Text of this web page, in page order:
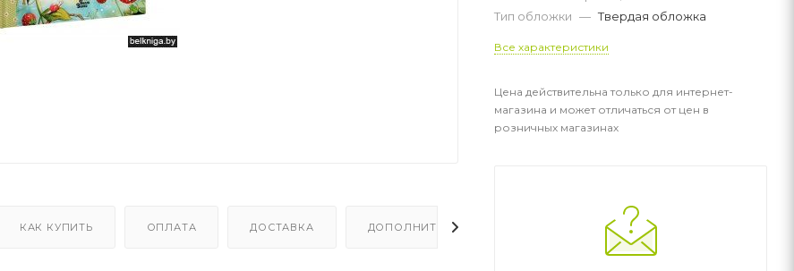
КАК КУПИТЬ ОПЛАТА ДОСТАВКА ДОПОЛНИТЕЛЬНО
Тип обложки — Твердая обложка
Все характеристики
Цена действительна только для интернет-
магазина и может отличаться от цен в
розничных магазинах